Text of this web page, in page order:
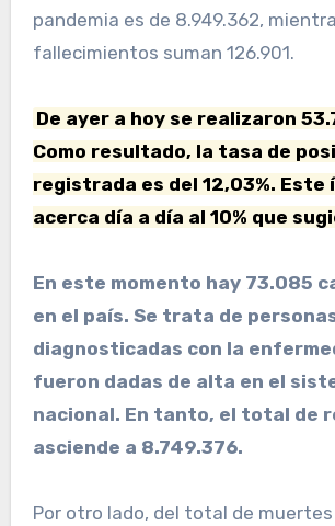
pandemia es de 8.949.362,
fallecimientos suman 126.901.
De ayer a hoy se realizaron
Como resultado, la tasa de
registrada es del 12,03%. Este
acerca día a día al 10% que
En este momento hay 73.085
en el país. Se trata de
diagnosticadas con la
fueron dadas de alta en el
nacional. En tanto, el total de
asciende a 8.749.376.
Por otro lado, del total de